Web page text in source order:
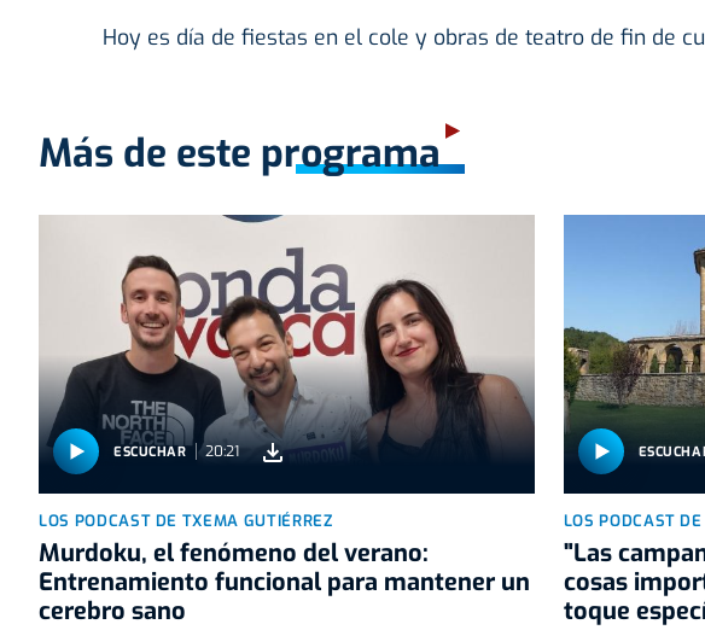
Hoy es día de fiestas en el cole y obras de teatro de fin de
Más de este programa
ESCUCHAR 20:21
LOS PODCAST DE TXEMA GUTIÉRREZ
Murdoku, el fenómeno del verano:
Entrenamiento funcional para mantener un
cerebro sano
LOS PODCAST
"Las
cosas
toque